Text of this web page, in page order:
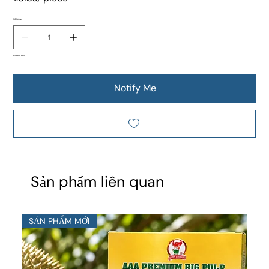
Số lượng
Hết tồn kho
Notify Me
Sản phẩm liên quan
SẢN PHẨM MỚI